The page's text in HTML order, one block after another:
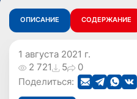
ОПИСАНИЕ СОДЕРЖАНИЕ
1 августа 2021 г.
2 721
5
0
Поделиться: